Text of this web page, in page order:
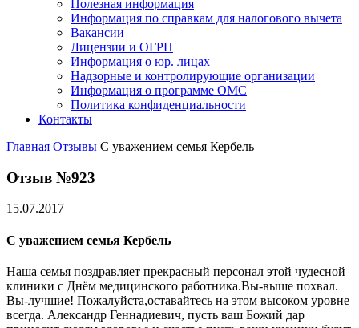
Полезная информация
Информация по справкам для налогового вычета
Вакансии
Лицензии и ОГРН
Информация о юр. лицах
Надзорные и контролирующие организации
Информация о программе ОМС
Политика конфиденциальности
Контакты
Главная Отзывы С уважением семья Кербель
Отзыв №923
15.07.2017
С уважением семья Кербель
Наша семья поздравляет прекрасный персонал этой чудесной
клиники с Днём медицинского работника.Вы-выше похвал.
Вы-лучшие! Пожалуйста,оставайтесь на этом высоком уровне
всегда. Александр Геннадиевич, пусть ваш Божий дар